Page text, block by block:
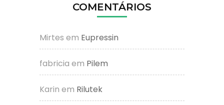
COMENTÁRIOS
Mirtes em Eupressin
fabricia em Pilem
Karin em Rilutek